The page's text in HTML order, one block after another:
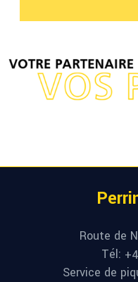
Route de
Tél:
Service de